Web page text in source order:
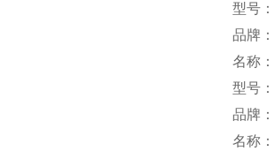
型号
品牌
名称
型号
品牌
名称